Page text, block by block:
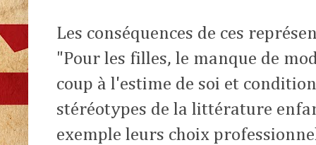
Les conséquences de ces
"Pour les filles, le manque de
coup à l'estime de soi et
stéréotypes de la littérature
exemple leurs choix